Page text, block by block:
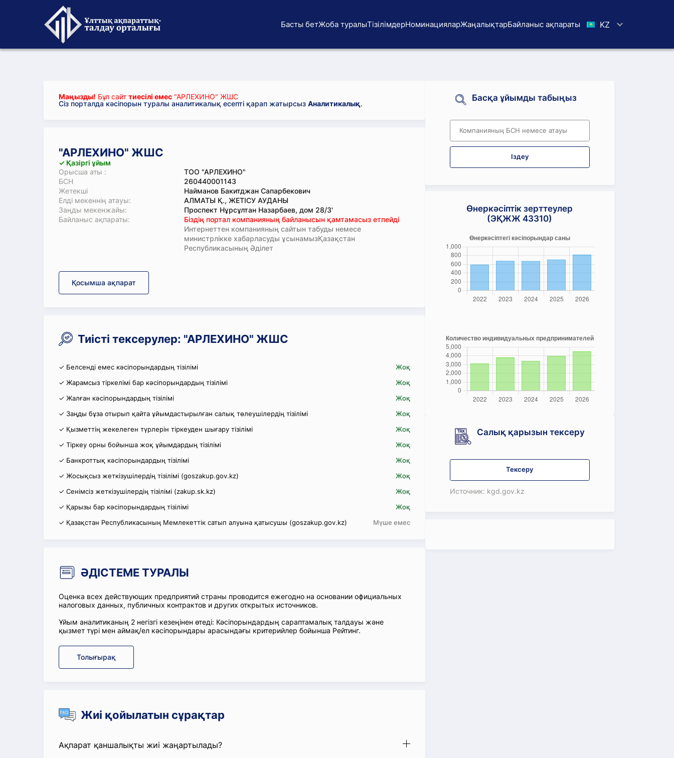
Басты бетЖоба туралыТізілімдерНоминацияларЖаңалықтарБайланыс ақпараты KZ
Маңызды! Бұл сайт тиесілі емес "АРЛЕХИНО" ЖШС
Сіз порталда кәсіпорын туралы аналитикалық есепті қарап жатырсыз Аналитикалық.
"АРЛЕХИНО" ЖШС
✓ Қазіргі ұйым
Орысша аты :
ТОО "АРЛЕХИНО"
БСН
260440001143
Жетекші
Найманов Бакитджан Сапарбекович
Елді мекеннің атауы:
АЛМАТЫ Қ., ЖЕТІСУ АУДАНЫ
Заңды мекенжайы:
Проспект Нұрсұлтан Назарбаев, дом 28/3'
Байланыс ақпараты:
Біздің портал компанияның байланысын қамтамасыз етпейді
Интернеттен компанияның сайтын табуды немесе
министрлікке хабарласуды ұсынамызҚазақстан
Республикасының Әділет
Қосымша ақпарат
Тиісті тексерулер: "АРЛЕХИНО" ЖШС
✓ Белсенді емес кәсіпорындардың тізілімі
Жоқ
✓ Жарамсыз тіркелімі бар кәсіпорындардың тізілімі
Жоқ
✓ Жалған кәсіпорындардың тізілімі
Жоқ
✓ Заңды бұза отырып қайта ұйымдастырылған салық төлеушілердің тізілімі
Жоқ
✓ Қызметтің жекелеген түрлерін тіркеуден шығару тізілімі
Жоқ
✓ Тіркеу орны бойынша жоқ ұйымдардың тізілімі
Жоқ
✓ Банкроттық кәсіпорындардың тізілімі
Жоқ
✓ Жосықсыз жеткізушілердің тізілімі (goszakup.gov.kz)
Жоқ
✓ Сенімсіз жеткізушілердің тізілімі (zakup.sk.kz)
Жоқ
✓ Қарызы бар кәсіпорындардың тізілімі
Жоқ
✓ Қазақстан Республикасының Мемлекеттік сатып алуына қатысушы (goszakup.gov.kz)
Мүше емес
ӘДІСТЕМЕ ТУРАЛЫ
Оценка всех действующих предприятий страны проводится ежегодно на основании официальных
налоговых данных, публичных контрактов и других открытых источников.
Ұйым аналитиканың 2 негізгі кезеңінен өтеді: Кәсіпорындардың сараптамалық талдауы және
қызмет түрі мен аймақ/ел кәсіпорындары арасындағы критерийлер бойынша Рейтинг.
Толығырақ
Жиі қойылатын сұрақтар
Ақпарат қаншалықты жиі жаңартылады?
Басқа ұйымды табыңыз
Іздеу
Өнеркәсіптік зерттеулер
(ЭҚЖЖ 43310)
Салық қарызын тексеру
Тексеру
Источник: kgd.gov.kz